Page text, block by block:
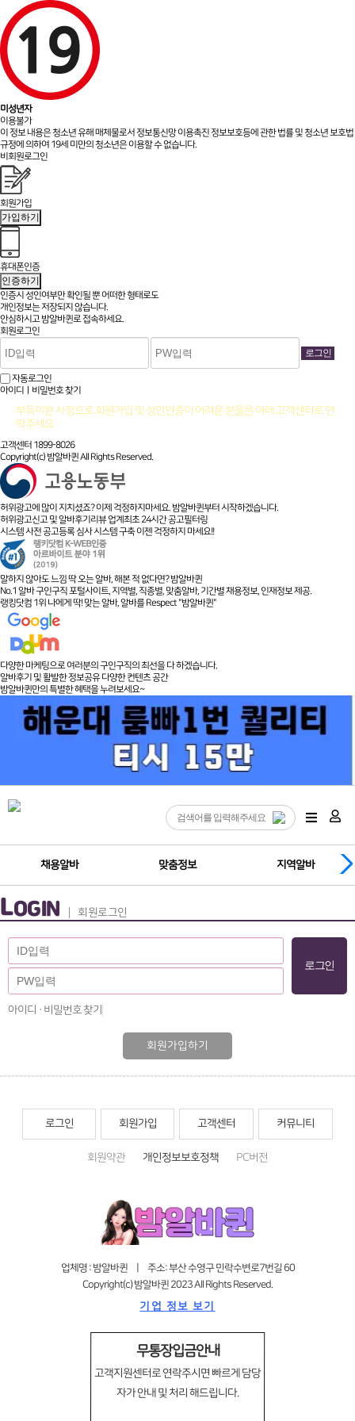
미성년자
이용불가
이 정보 내용은 청소년 유해 매체물로서 정보통신망 이용촉진 정보보호등에 관한 법률 및 청소년 보호법
규정에 의하여 19세 미만의 청소년은 이용할 수 없습니다.
비회원로그인
회원가입
가입하기
휴대폰인증
인증하기
인증시 성인여부만 확인될 뿐어떠한 형태로도
개인정보는 저장되지 않습니다.
안심하시고 밤알바퀸로 접속하세요.
회원로그인
자동로그인
아이디ㅣ비밀번호 찾기
부득이한 사정으로 회원가입 및 성인인증이 어려운 분들은 아래 고객센터로 연
락주세요
고객센터 1899-8026
Copyright(c) 밤알바퀸 All Rights Reserved.
허위광고에 많이 지치셨죠? 이제 걱정하지마세요. 밤알바퀸부터 시작하겠습니다.
허위광고신고 및 알바후기리뷰 업계최초 24시간 공고필터링
시스템 사전 공고등록 심사 시스템 구축 이젠 걱정하지 마세요!!
말하지 않아도 느낌 딱 오는 알바, 해본 적 없다면? 밤알바퀸
No.1 알바 구인구직 포털사이트, 지역별, 직종별, 맞춤알바, 기간별 채용정보, 인재정보 제공.
랭킹닷컴 1위 나에게 딱! 맞는 알바, 알바를 Respect "밤알바퀸"
다양한 마케팅으로 여러분의 구인구직의 최선을 다 하겠습니다.
알바후기 및 활발한 정보공유 다양한 컨텐츠 공간
밤알바퀸만의 특별한 혜택을 누려보세요~
채용알바 맞춤정보 지역알바
LOGIN 회원로그인
아이디 · 비밀번호 찾기
회원가입하기
로그인 회원가입 고객센터 커뮤니티
회원약관 개인정보보호정책 PC버전
업체명 : 밤알바퀸 | 주소: 부산 수영구 민락수변로7번길 60
Copyright(c) 밤알바퀸 2023 All Rights Reserved.
기업 정보 보기
무통장입금안내
고객지원센터로 연락주시면 빠르게 담당
자가 안내 및 처리 해드립니다.